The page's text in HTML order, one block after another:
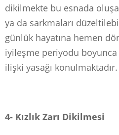
dikilmekte bu esnada
ya da sarkmaları
günlük hayatına hemen
iyileşme periyodu
ilişki yasağı konulmaktadır.
4- Kızlık Zarı Dikilmesi